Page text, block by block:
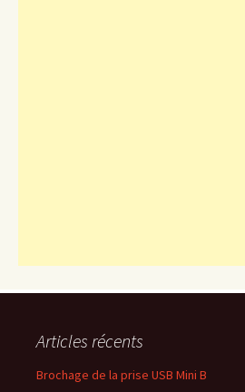
Articles récents
Brochage de la prise USB Mini B